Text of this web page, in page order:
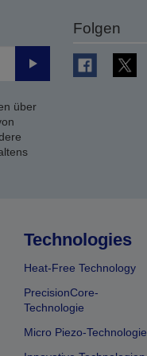
Senden
über
Folgen
Technologies
Heat-Free Technology
PrecisionCore-
Technologie
Micro Piezo-Technologie